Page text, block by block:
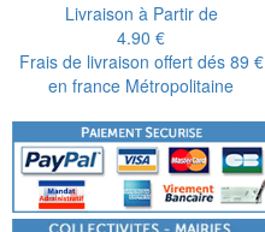
Livraison à Partir de
4.90 €
Frais de livraison offert dés 89 €
en france Métropolitaine